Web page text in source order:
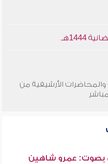
والمحاضرات الأرشيفية من
بصوت: عمرو شاهين